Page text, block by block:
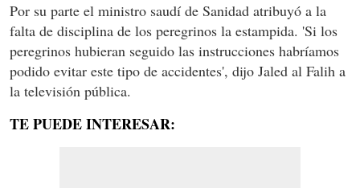
Por su parte el ministro saudí de Sanidad atribuyó a la
falta de disciplina de los peregrinos la estampida. 'Si los
peregrinos hubieran seguido las instrucciones habríamos
podido evitar este tipo de accidentes', dijo Jaled al Falih a
la televisión pública.
TE PUEDE INTERESAR: